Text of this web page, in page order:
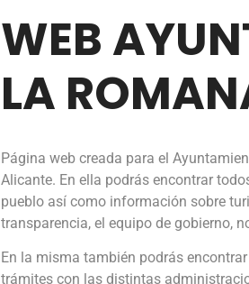
WEB
LA
Página web creada para el
Alicante. En ella podrás encontrar
pueblo así como información sobre
transparencia, el equipo de gobierno,
En la misma también podrás
trámites con las distintas